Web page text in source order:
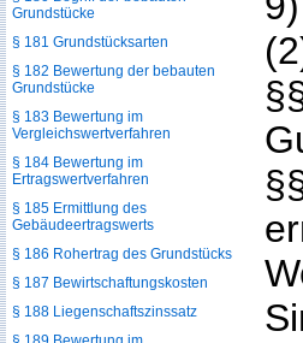
Grundstücke
§ 181 Grundstücksarten
§ 182 Bewertung der bebauten
Grundstücke
§ 183 Bewertung im
Vergleichswertverfahren
§ 184 Bewertung im
Ertragswertverfahren
§ 185 Ermittlung des
Gebäudeertragswerts
§ 186 Rohertrag des Grundstücks
§ 187 Bewirtschaftungskosten
§ 188 Liegenschaftszinssatz